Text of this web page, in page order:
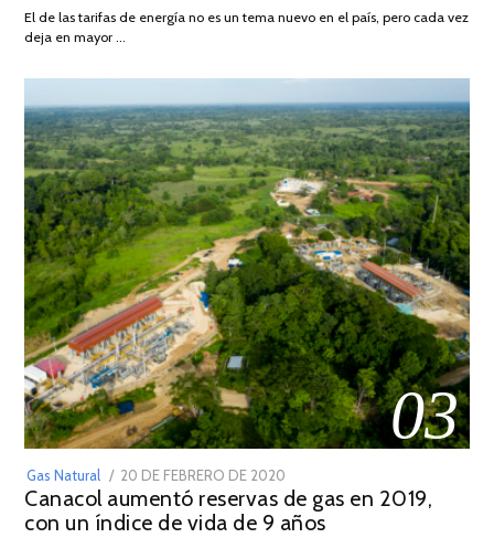
DE
El de las tarifas de energía no es un tema nuevo en el país, pero cada vez
deja en mayor …
03
Gas Natural
POSTED
ON
20 DE FEBRERO DE 2020
DE
JULIO
Canacol aumentó reservas de gas en 2019,
con un índice de vida de 9 años